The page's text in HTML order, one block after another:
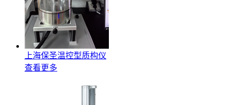
上海保圣温控型质构仪
查看更多